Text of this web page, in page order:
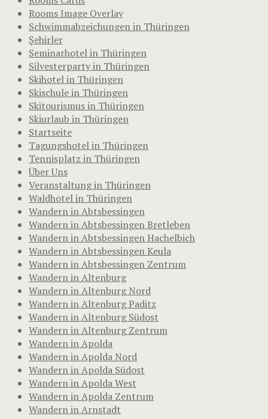
Rooms Image Overlay
Schwimmabzeichungen in Thüringen
Şehirler
Seminarhotel in Thüringen
Silvesterparty in Thüringen
Skihotel in Thüringen
Skischule in Thüringen
Skitourismus in Thüringen
Skiurlaub in Thüringen
Startseite
Tagungshotel in Thüringen
Tennisplatz in Thüringen
Über Uns
Veranstaltung in Thüringen
Waldhotel in Thüringen
Wandern in Abtsbessingen
Wandern in Abtsbessingen Bretleben
Wandern in Abtsbessingen Hachelbich
Wandern in Abtsbessingen Keula
Wandern in Abtsbessingen Zentrum
Wandern in Altenburg
Wandern in Altenburg Nord
Wandern in Altenburg Paditz
Wandern in Altenburg Südost
Wandern in Altenburg Zentrum
Wandern in Apolda
Wandern in Apolda Nord
Wandern in Apolda Südost
Wandern in Apolda West
Wandern in Apolda Zentrum
Wandern in Arnstadt